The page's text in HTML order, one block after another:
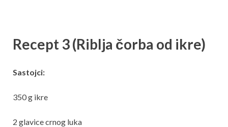
Recept 3 (Riblja čorba od ikre)
Sastojci:
350 g ikre
2 glavice crnog luka